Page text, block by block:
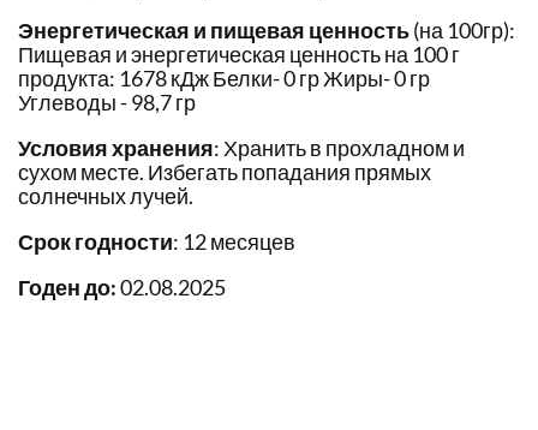
Энергетическая и пищевая ценность(на 100гр):
Пищевая и энергетическая ценность на 100 г
продукта: 1678 кДж Белки- 0 гр Жиры- 0 гр
Углеводы - 98,7 гр
Условия хранения: Хранить в прохладном и
сухом месте. Избегать попадания прямых
солнечных лучей.
Срок годности: 12 месяцев
Годен до:02.08.2025